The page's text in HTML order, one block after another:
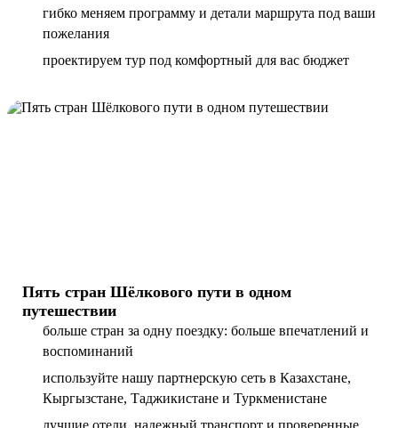
гибко меняем программу и детали маршрута под ваши
пожелания
проектируем тур под комфортный для вас бюджет
Пять стран Шёлкового пути в одном
путешествии
больше стран за одну поездку: больше впечатлений и
воспоминаний
используйте нашу партнерскую сеть в Казахстане,
Кыргызстане, Таджикистане и Туркменистане